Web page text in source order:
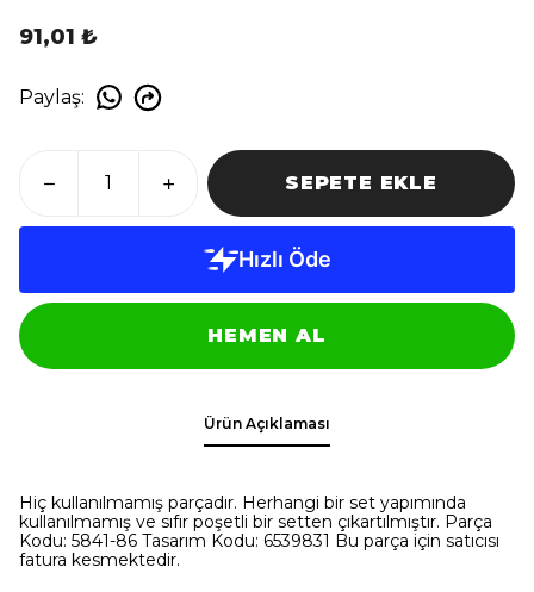
91,01 ₺
Paylaş:
SEPETE EKLE
HEMEN AL
Ürün Açıklaması
Hiç kullanılmamış parçadır. Herhangi bir set yapımında
kullanılmamış ve sıfır poşetli bir setten çıkartılmıştır. Parça
Kodu: 5841-86 Tasarım Kodu: 6539831 Bu parça için satıcısı
fatura kesmektedir.